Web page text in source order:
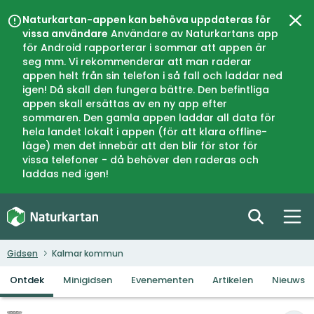
Naturkartan-appen kan behöva uppdateras för
vissa användare Användare av Naturkartans app
för Android rapporterar i sommar att appen är
seg mm. Vi rekommenderar att man raderar
appen helt från sin telefon i så fall och laddar ned
igen! Då skall den fungera bättre. Den befintliga
appen skall ersättas av en ny app efter
sommaren. Den gamla appen laddar all data för
hela landet lokalt i appen (för att klara offline-
läge) men det innebär att den blir för stor för
vissa telefoner - då behöver den raderas och
laddas ned igen!
Gidsen Kalmar kommun
Ontdek Minigidsen Evenementen Artikelen Nieuws